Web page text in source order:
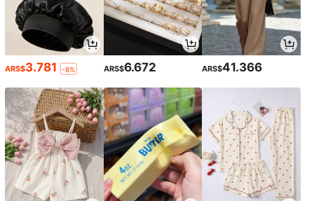
ARS$3.781 -8% ARS$6.672 ARS$41.366